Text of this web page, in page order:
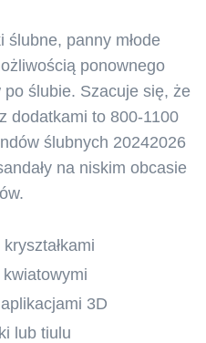
panny młode
ponownego
ślubie. Szacuje się, że
dodatkami to 800-1100
ślubnych 20242026
na niskim obcasie
3D
lub tiulu